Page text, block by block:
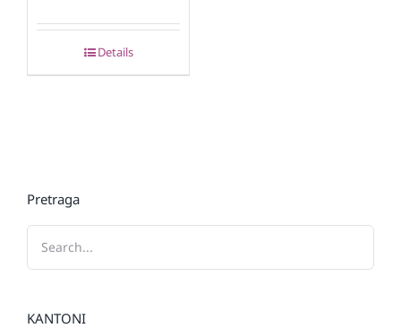
Details
Pretraga
KANTONI